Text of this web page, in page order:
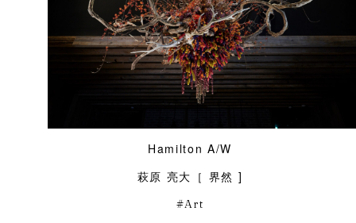
Hamilton A/W
萩原 亮大［ 界然 ]
Art